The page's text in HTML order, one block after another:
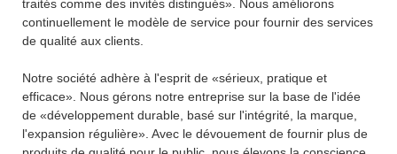
traités comme des invités distingués». Nous améliorons
continuellement le modèle de service pour fournir des services
de qualité aux clients.
Notre société adhère à l'esprit de «sérieux, pratique et
efficace». Nous gérons notre entreprise sur la base de l'idée
de «développement durable, basé sur l'intégrité, la marque,
l'expansion régulière». Avec le dévouement de fournir plus de